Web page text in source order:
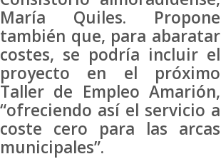
María Quiles. Propone
también que, para abaratar
costes, se podría incluir el
proyecto en el próximo
Taller de Empleo Amarión,
“ofreciendo así el servicio a
coste cero para las arcas
municipales”.